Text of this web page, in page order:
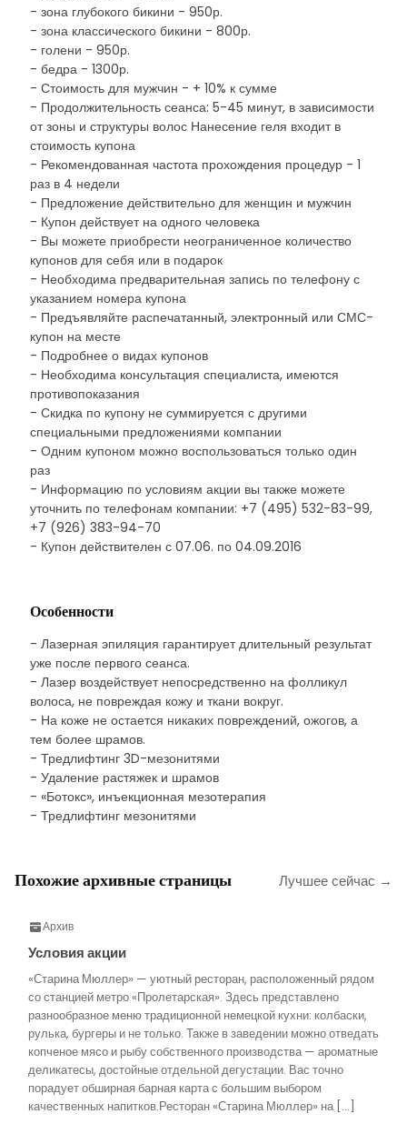
- зона глубокого бикини - 950р.
- зона классического бикини - 800р.
- голени - 950р.
- бедра - 1300р.
- Стоимость для мужчин - + 10% к сумме
- Продолжительность сеанса: 5-45 минут, в зависимости
от зоны и структуры волос Нанесение геля входит в
стоимость купона
- Рекомендованная частота прохождения процедур - 1
раз в 4 недели
- Предложение действительно для женщин и мужчин
- Купон действует на одного человека
- Вы можете приобрести неограниченное количество
купонов для себя или в подарок
- Необходима предварительная запись по телефону с
указанием номера купона
- Предъявляйте распечатанный, электронный или СМС-
купон на месте
- Подробнее о видах купонов
- Необходима консультация специалиста, имеются
противопоказания
- Скидка по купону не суммируется с другими
специальными предложениями компании
- Одним купоном можно воспользоваться только один
раз
- Информацию по условиям акции вы также можете
уточнить по телефонам компании: +7 (495) 532-83-99,
+7 (926) 383-94-70
- Купон действителен с 07.06. по 04.09.2016
Особенности
- Лазерная эпиляция гарантирует длительный результат
уже после первого сеанса.
- Лазер воздействует непосредственно на фолликул
волоса, не повреждая кожу и ткани вокруг.
- На коже не остается никаких повреждений, ожогов, а
тем более шрамов.
- Тредлифтинг 3D-мезонитями
- Удаление растяжек и шрамов
- «Ботокс», инъекционная мезотерапия
- Тредлифтинг мезонитями
Похожие архивные страницы Лучшее сейчас →
Архив
Условия акции
«Старина Мюллер» — уютный ресторан, расположенный рядом
со станцией метро «Пролетарская». Здесь представлено
разнообразное меню традиционной немецкой кухни: колбаски,
рулька, бургеры и не только. Также в заведении можно отведать
копченое мясо и рыбу собственного производства — ароматные
деликатесы, достойные отдельной дегустации. Вас точно
порадует обширная барная карта с большим выбором
качественных напитков.Ресторан «Старина Мюллер» на […]